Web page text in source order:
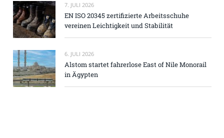
7. JULI 2026
EN ISO 20345 zertifizierte Arbeitsschuhe
vereinen Leichtigkeit und Stabilität
6. JULI 2026
Alstom startet fahrerlose East of Nile Monorail
in Ägypten